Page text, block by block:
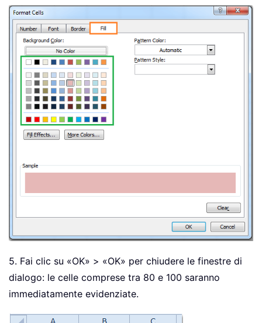
5. Fai clic su «OK» > «OK» per chiudere le finestre di
dialogo: le celle comprese tra 80 e 100 saranno
immediatamente evidenziate.